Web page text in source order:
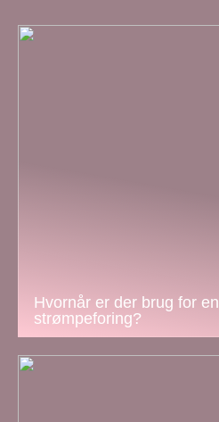
Hvornår er der brug for en
strømpeforing?